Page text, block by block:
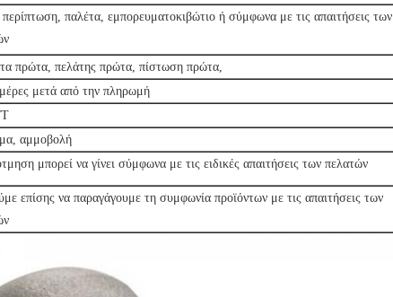
περίπτωση, παλέτα, εμπορευματοκιβώτιο ή σύμφωνα με τις απαιτήσεις των
πρώτα, πελάτης πρώτα, πίστωση πρώτα,
μετά από την πληρωμή
αμμοβολή
μπορεί να γίνει σύμφωνα με τις ειδικές απαιτήσεις των πελατών
επίσης να παραγάγουμε τη συμφωνία προϊόντων με τις απαιτήσεις των